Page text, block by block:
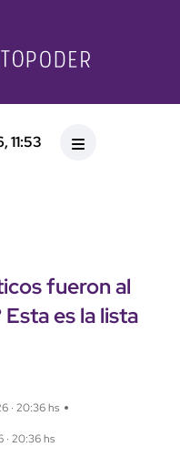
11:53
fueron al
es la lista
· 20:36 hs
20:36 hs